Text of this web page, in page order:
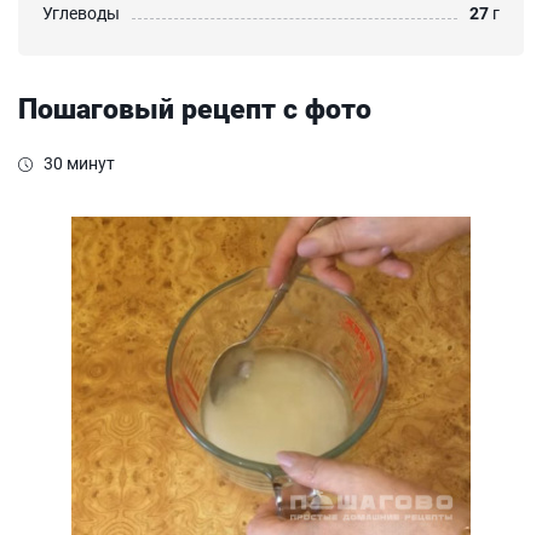
Углеводы
27 г
Пошаговый рецепт с фото
30 минут